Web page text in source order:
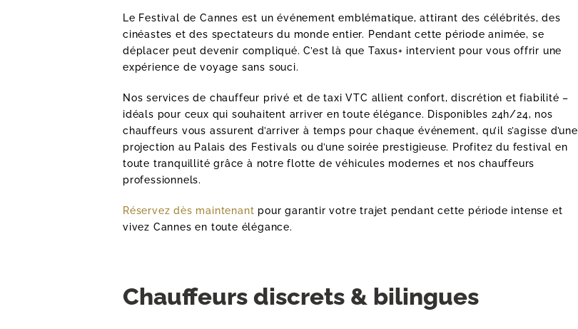
CHAUFFEUR PRIVÉ
TRANSFERTS AÉROPORT
MISE À DISPOSITION
TARIFS
Le Festival de Cannes est un événement emblématique, attirant des célébrités, des
cinéastes et des spectateurs du monde entier. Pendant cette période animée, se
déplacer peut devenir compliqué. C’est là que Taxus+ intervient pour vous offrir une
expérience de voyage sans souci.
Nos services de chauffeur privé et de taxi VTC allient confort, discrétion et fiabilité –
idéals pour ceux qui souhaitent arriver en toute élégance. Disponibles 24h/24, nos
chauffeurs vous assurent d’arriver à temps pour chaque événement, qu’il s’agisse d’une
projection au Palais des Festivals ou d’une soirée prestigieuse. Profitez du festival en
toute tranquillité grâce à notre flotte de véhicules modernes et nos chauffeurs
professionnels.
Réservez dès maintenant pour garantir votre trajet pendant cette période intense et
vivez Cannes en toute élégance.
Chauffeurs discrets & bilingues